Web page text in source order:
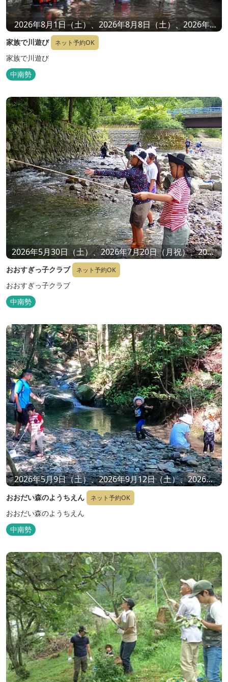
2026年8月1日（土）、2026年8月8日（土）、2026年8
月16日（日）
家族で川遊び ネット予約OK
家族で川遊び
中南勢
2026年5月30日（土）、2026年7月20日（月祝）、2026
年11月14日（土）、2026年12月12日（土）
おおすぎっ子クラブ ネット予約OK
おおすぎっ子クラブ
中南勢
2026年5月9日（土）、2026年9月12日（土）、2026年
11月7日（土）、2026年12月19日（土）
おおだい森のようちえん ネット予約OK
おおだい森のようちえん
中南勢